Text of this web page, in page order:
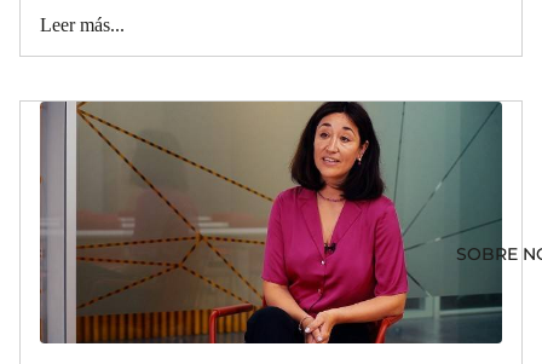
SOBRE
Leer más...